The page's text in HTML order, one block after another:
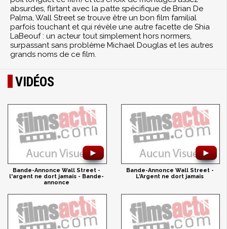
absurdes, flirtant avec la patte spécifique de Brian De
Palma, Wall Street se trouve être un bon film familial
parfois touchant et qui révèle une autre facette de Shia
LaBeouf : un acteur tout simplement hors normers,
surpassant sans problème Michael Douglas et les autres
grands noms de ce film.
VIDÉOS
►
Bande-Annonce Wall Street -
l'argent ne dort jamais - Bande-
annonce
►
Bande-Annonce Wall Street -
L'Argent ne dort jamais